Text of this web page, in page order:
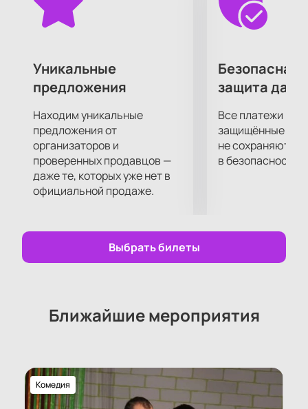
Подарите себе невероятные впечатления от
посещения концерта своего любимого
Уникальные
предложения
Находим уникальные
предложения от
организаторов и
проверенных продавцов —
даже те, которых уже нет в
официальной продаже.
Безопасная
защита
Все платежи
защищённые
не сохраняются
в безопасности.
Выбрать билеты
Ближайшие мероприятия
Комедия